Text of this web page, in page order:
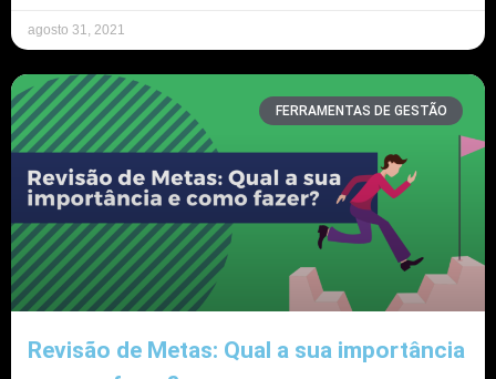
agosto 31, 2021
FERRAMENTAS DE GESTÃO
Revisão de Metas: Qual a sua importância